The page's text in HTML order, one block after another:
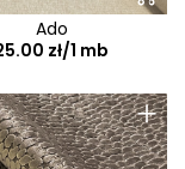
Ado
zł/1 mb
+